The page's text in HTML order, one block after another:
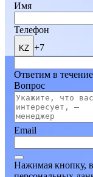
Имя
Телефон
KZ +7
Ответим в
Вопрос
Email
Нажимая кнопку,